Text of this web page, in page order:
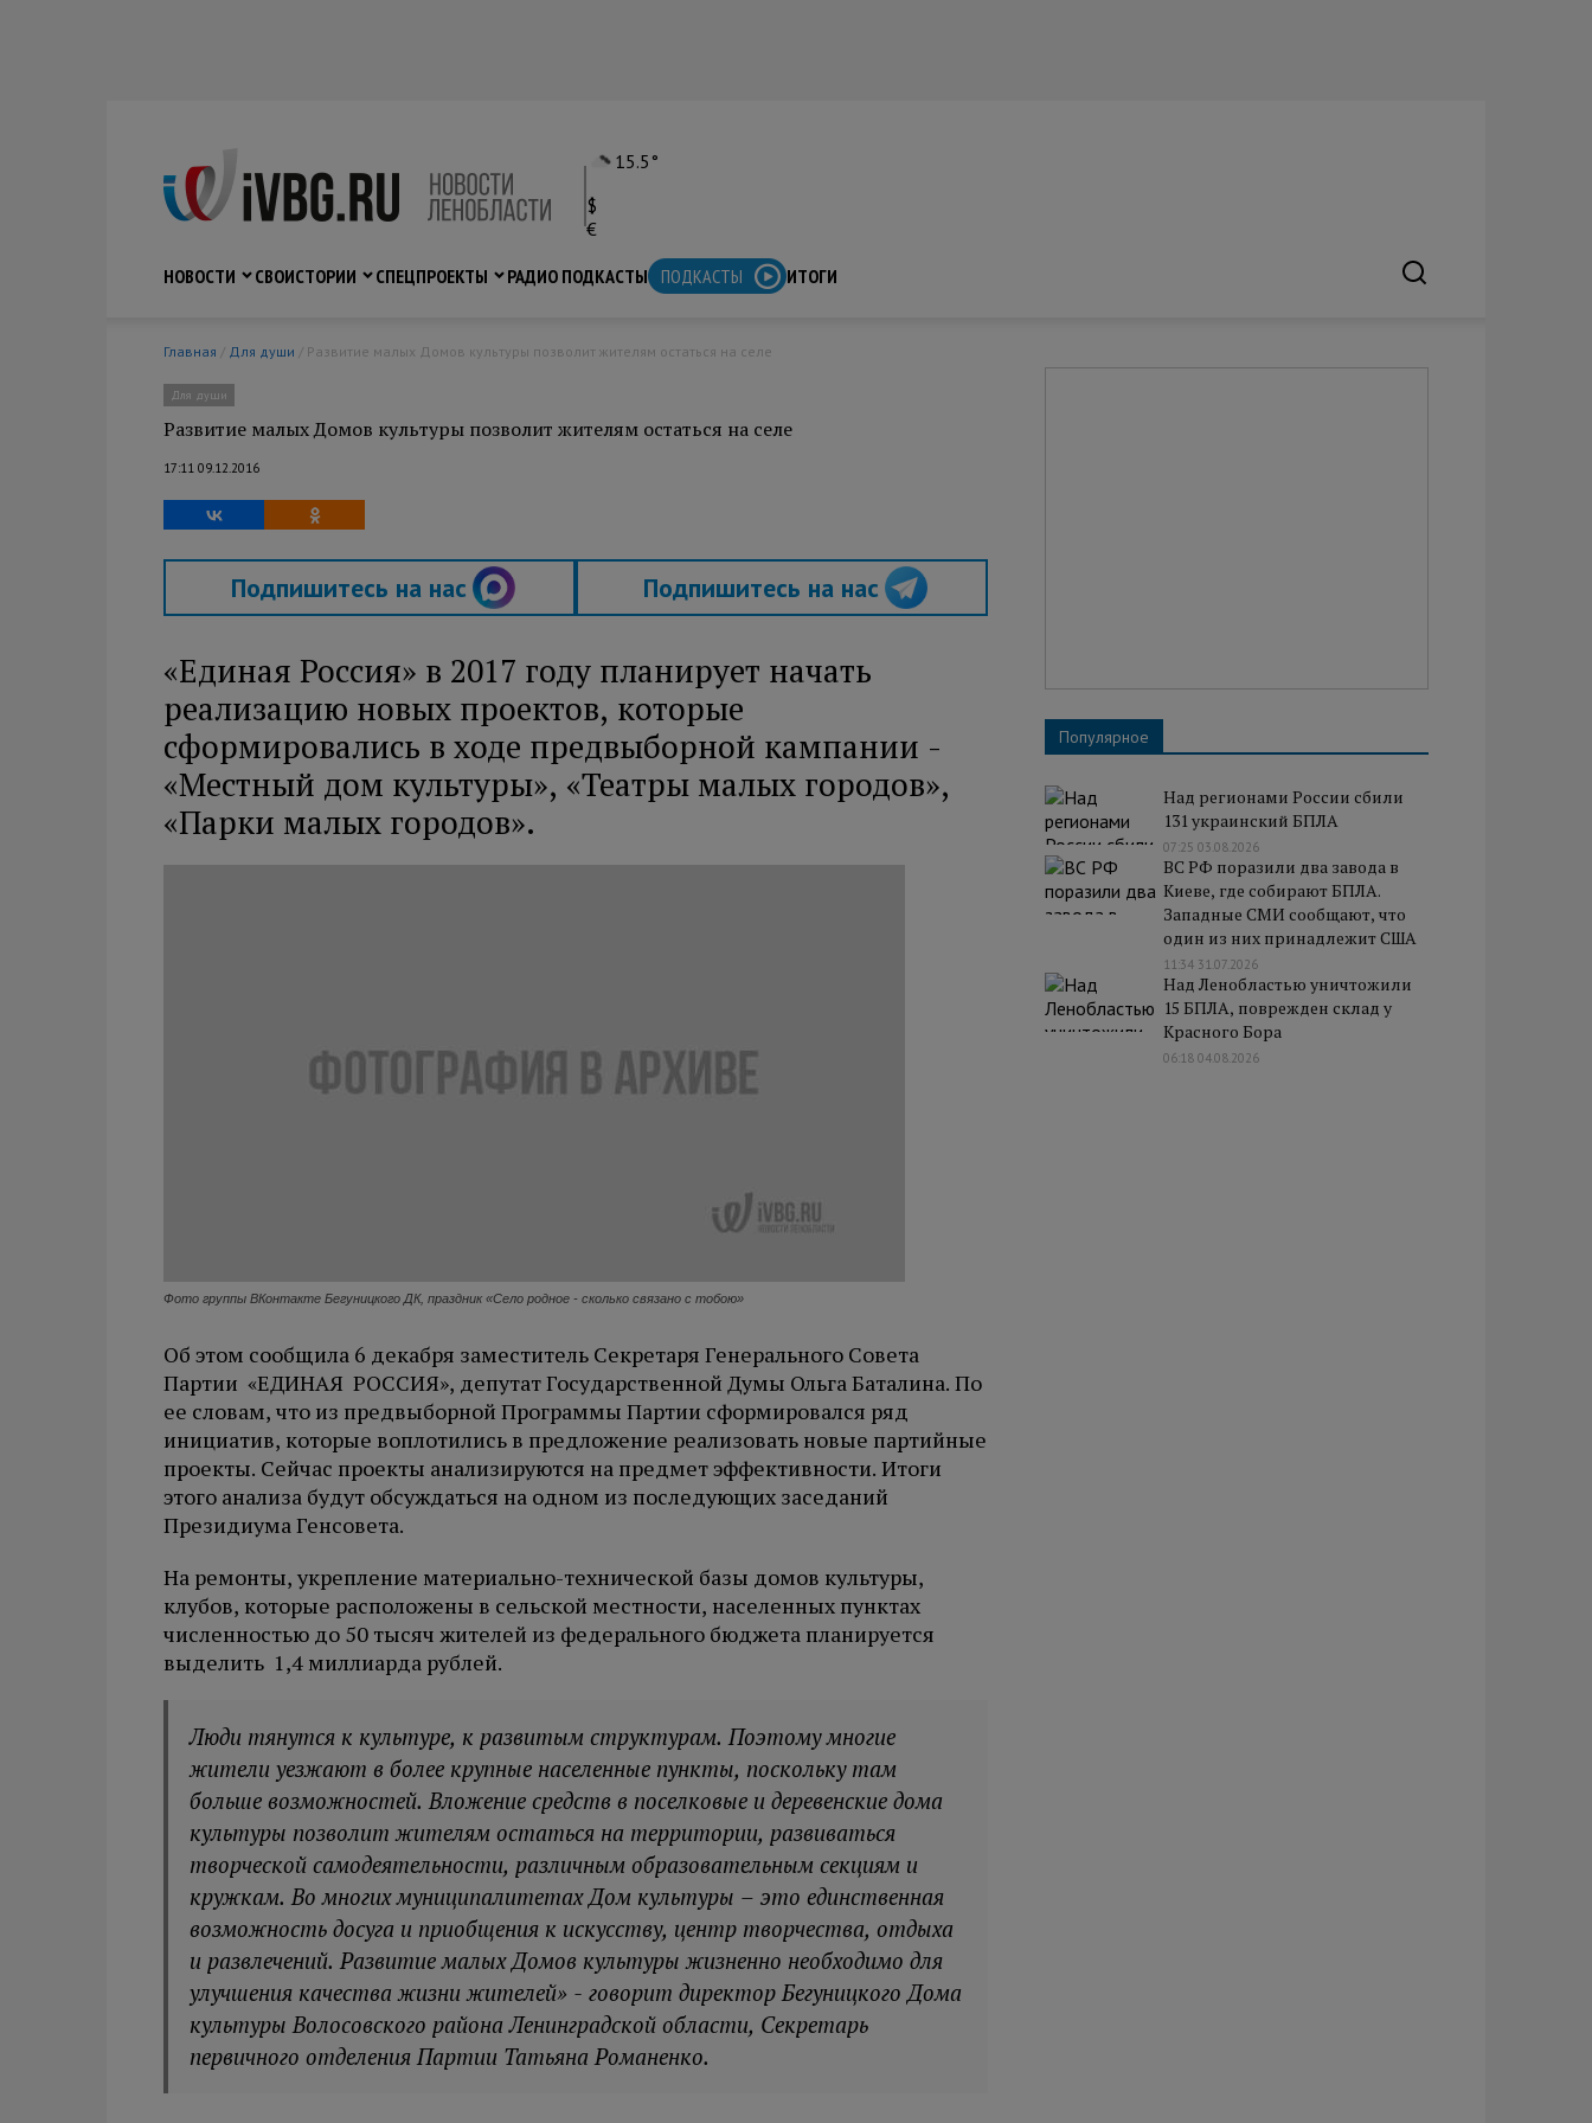
15.5°
$
€
НОВОСТИ
СВОИСТОРИИ СПЕЦПРОЕКТЫ РАДИО ПОДКАСТЫ ПОДКАСТЫ ИТОГИ
Главная / Для души / Развитие малых Домов культуры позволит жителям остаться на селе
Для души
Развитие малых Домов культуры позволит жителям остаться на селе
17:11 09.12.2016
Подпишитесь на нас Подпишитесь на нас
«Единая Россия» в 2017 году планирует начать
реализацию новых проектов, которые
сформировались в ходе предвыборной кампании -
«Местный дом культуры», «Театры малых городов»,
«Парки малых городов».
Фото группы ВКонтакте Бегуницкого ДК, праздник «Село родное - сколько связано с тобою»
Об этом сообщила 6 декабря заместитель Секретаря Генерального Совета
Партии «ЕДИНАЯ РОССИЯ», депутат Государственной Думы Ольга Баталина. По
ее словам, что из предвыборной Программы Партии сформировался ряд
инициатив, которые воплотились в предложение реализовать новые партийные
проекты. Сейчас проекты анализируются на предмет эффективности. Итоги
этого анализа будут обсуждаться на одном из последующих заседаний
Президиума Генсовета.
На ремонты, укрепление материально-технической базы домов культуры,
клубов, которые расположены в сельской местности, населенных пунктах
численностью до 50 тысяч жителей из федерального бюджета планируется
выделить 1,4 миллиарда рублей.
Люди тянутся к культуре, к развитым структурам. Поэтому многие
жители уезжают в более крупные населенные пункты, поскольку там
больше возможностей. Вложение средств в поселковые и деревенские дома
культуры позволит жителям остаться на территории, развиваться
творческой самодеятельности, различным образовательным секциям и
кружкам. Во многих муниципалитетах Дом культуры – это единственная
возможность досуга и приобщения к искусству, центр творчества, отдыха
и развлечений. Развитие малых Домов культуры жизненно необходимо для
улучшения качества жизни жителей» - говорит директор Бегуницкого Дома
культуры Волосовского района Ленинградской области, Секретарь
первичного отделения Партии Татьяна Романенко.
Популярное
Над регионами России сбили
131 украинский БПЛА
07:25 03.08.2026
ВС РФ поразили два завода в
Киеве, где собирают БПЛА.
Западные СМИ сообщают, что
один из них принадлежит США
11:34 31.07.2026
Над Ленобластью уничтожили
15 БПЛА, поврежден склад у
Красного Бора
06:18 04.08.2026